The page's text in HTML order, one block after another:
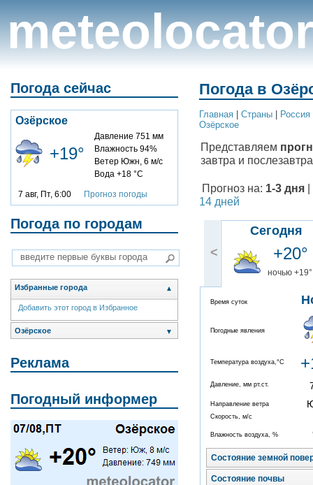
meteolocator
Погода сейчас
Озёрское
+19°
Давление 751 мм
Влажность 94%
Ветер Южн, 6 м/с
Вода +18 °C
7 авг, Пт, 6:00 Прогноз погоды
Погода по городам
Избранные города ▲
Добавить этот город в Избранное
Озёрское ▼
Реклама
Погодный информер
Погода в
Главная Cтраны Россия
Озёрское
Представляем
завтра и
Прогноз на: 1-3 дня
14 дней
<
Сегодня
+20°
ночью +19°
Время суток
Погодные явления
Температура воздуха,°C
Давление, мм рт.ст.
Направление ветра
Скорость, м/с
Влажность воздуха, %
Состояние земной
Состояние почвы